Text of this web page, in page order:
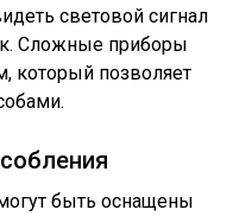
световой сигнал
Сложные приборы
который позволяет
быть оснащены